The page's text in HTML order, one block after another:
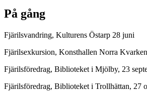
På gång
Fjärilsvandring, Kulturens Östarp 28 juni
Fjärilsexkursion, Konsthallen Norra
Fjärilsföredrag, Biblioteket i Mjölby, 23
Fjärilsföredrag, Biblioteket i Trollhättan, 27